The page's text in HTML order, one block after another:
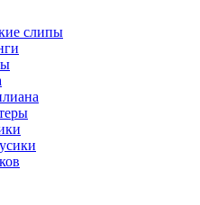
слипы